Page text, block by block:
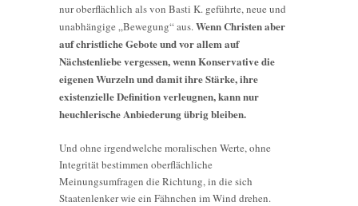
nur oberflächlich als von Basti K. geführte, neue und
unabhängige „Bewegung“ aus.Wenn Christen aber
auf christliche Gebote und vor allem auf
Nächstenliebe vergessen, wenn Konservative die
eigenen Wurzeln und damit ihre Stärke, ihre
existenzielle Definition verleugnen, kann nur
heuchlerische Anbiederung übrig bleiben.
Und ohne irgendwelche moralischen Werte, ohne
Integrität bestimmen oberflächliche
Meinungsumfragen die Richtung, in die sich
Staatenlenker wie ein Fähnchen im Wind drehen.